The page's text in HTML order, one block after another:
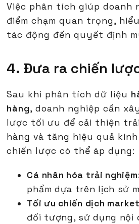
Việc phân tích giúp doanh
điểm chạm quan trọng,
tác động đến quyết định
4. Đưa ra chiến
Sau khi phân tích dữ liệu
hàng, doanh nghiệp cần
lược tối ưu để cải thiện
hàng và tăng hiệu quả
chiến lược có thể áp dụng:
Cá nhân hóa trải
phẩm dựa trên lịch sử
Tối ưu chiến dịch
đối tượng, sử dụng nội